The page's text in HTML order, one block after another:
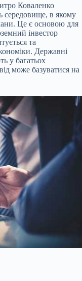
Коваленко
середовище, в якому
Це є основою для
інвестор
та
Державні
у багатьох
може базуватися на